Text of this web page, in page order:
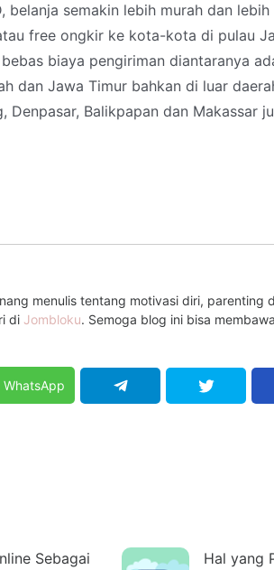
belanja semakin lebih murah dan lebih
free ongkir ke kota-kota di pulau
biaya pengiriman diantaranya
dan Jawa Timur bahkan di luar
Denpasar, Balikpapan dan Makassar
menulis tentang motivasi diri, parenting
di Jombloku. Semoga blog ini bisa
WhatsApp
Sebagai
Hal yang